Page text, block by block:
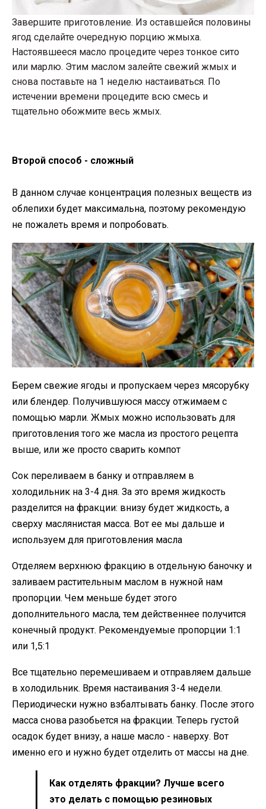
Завершите приготовление. Из оставшейся половины
ягод сделайте очередную порцию жмыха.
Настоявшееся масло процедите через тонкое сито
или марлю. Этим маслом залейте свежий жмых и
снова поставьте на 1 неделю настаиваться. По
истечении времени процедите всю смесь и
тщательно обожмите весь жмых.
Второй способ - сложный
В данном случае концентрация полезных веществ из
облепихи будет максимальна, поэтому рекомендую
не пожалеть время и попробовать.
Берем свежие ягоды и пропускаем через мясорубку
или блендер. Получившуюся массу отжимаем с
помощью марли. Жмых можно использовать для
приготовления того же масла из простого рецепта
выше, или же просто сварить компот
Сок переливаем в банку и отправляем в
холодильник на 3-4 дня. За это время жидкость
разделится на фракции: внизу будет жидкость, а
сверху маслянистая масса. Вот ее мы дальше и
используем для приготовления масла
Отделяем верхнюю фракцию в отдельную баночку и
заливаем растительным маслом в нужной нам
пропорции. Чем меньше будет этого
дополнительного масла, тем действеннее получится
конечный продукт. Рекомендуемые пропорции 1:1
или 1,5:1
Все тщательно перемешиваем и отправляем дальше
в холодильник. Время настаивания 3-4 недели.
Периодически нужно взбалтывать банку. После этого
масса снова разобьется на фракции. Теперь густой
осадок будет внизу, а наше масло - наверху. Вот
именно его и нужно будет отделить от массы на дне.
Как отделять фракции? Лучше всего
это делать с помощью резиновых